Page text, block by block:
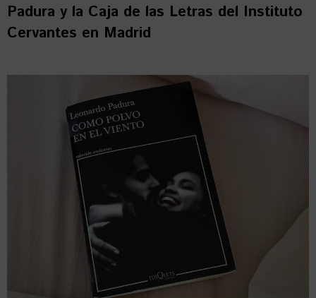
Padura y la Caja de las Letras del Instituto
Cervantes en Madrid